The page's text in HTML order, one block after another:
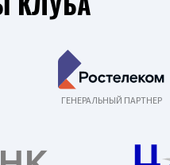
ГЕНЕРАЛЬНЫЙ ПАРТНЕР